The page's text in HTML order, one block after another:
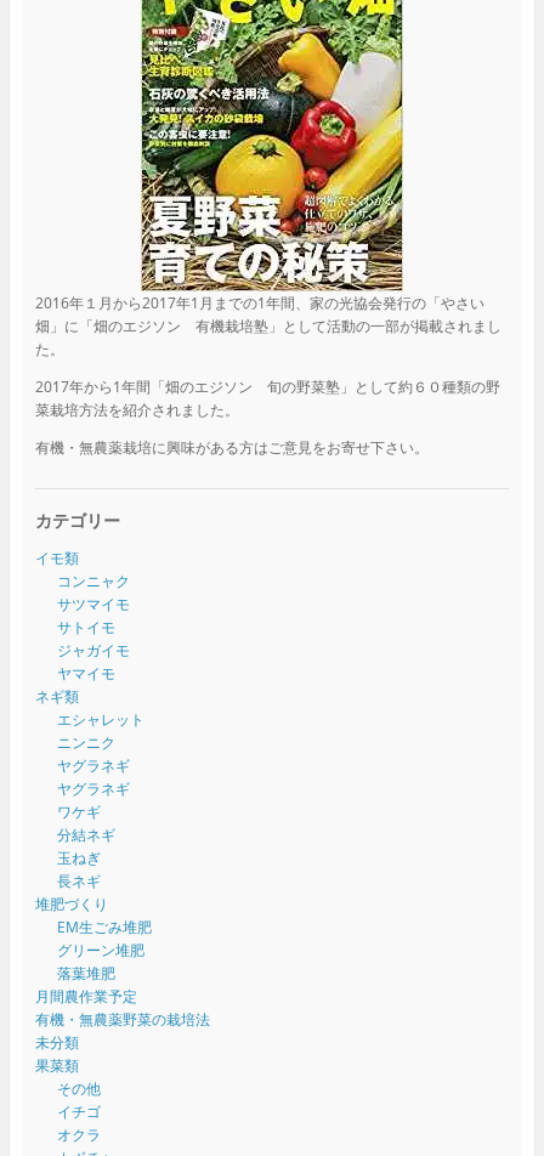
2016年１月から2017年1月までの1年間、家の光協会発行の「やさい
畑」に「畑のエジソン 有機栽培塾」として活動の一部が掲載されまし
た。
2017年から1年間「畑のエジソン 旬の野菜塾」として約６０種類の野
菜栽培方法を紹介されました。
有機・無農薬栽培に興味がある方はご意見をお寄せ下さい。
カテゴリー
イモ類
コンニャク
サツマイモ
サトイモ
ジャガイモ
ヤマイモ
ネギ類
エシャレット
ニンニク
ヤグラネギ
ヤグラネギ
ワケギ
分結ネギ
玉ねぎ
長ネギ
堆肥づくり
EM生ごみ堆肥
グリーン堆肥
落葉堆肥
月間農作業予定
有機・無農薬野菜の栽培法
未分類
果菜類
その他
イチゴ
オクラ